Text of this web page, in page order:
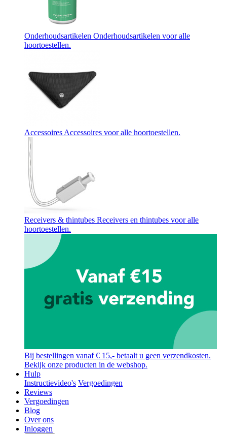
Onderhoudsartikelen Onderhoudsartikelen voor alle
hoortoestellen.
AccessoiresAccessoires voor alle hoortoestellen.
Receivers & thintubes Receivers en thintubes voor alle
hoortoestellen.
Bij bestellingen vanaf € 15,- betaalt u geen verzendkosten.
Bekijk onze producten in de webshop.
Hulp
Instructievideo's Vergoedingen
Reviews
Vergoedingen
Blog
Over ons
Inloggen